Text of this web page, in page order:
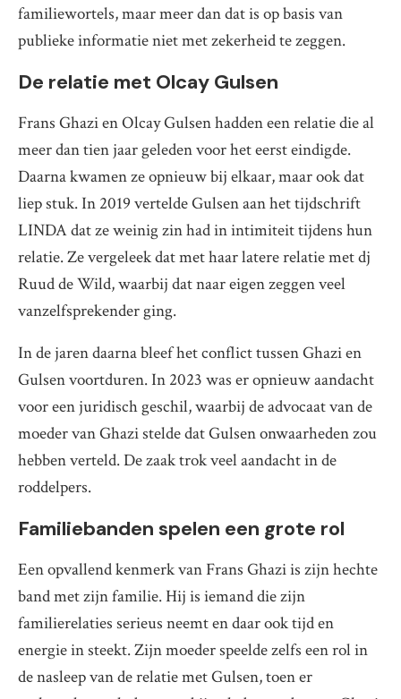
familiewortels, maar meer dan dat is op basis van
publieke informatie niet met zekerheid te zeggen.
De relatie met Olcay Gulsen
Frans Ghazi en Olcay Gulsen hadden een relatie die al
meer dan tien jaar geleden voor het eerst eindigde.
Daarna kwamen ze opnieuw bij elkaar, maar ook dat
liep stuk. In 2019 vertelde Gulsen aan het tijdschrift
LINDA dat ze weinig zin had in intimiteit tijdens hun
relatie. Ze vergeleek dat met haar latere relatie met dj
Ruud de Wild, waarbij dat naar eigen zeggen veel
vanzelfsprekender ging.
In de jaren daarna bleef het conflict tussen Ghazi en
Gulsen voortduren. In 2023 was er opnieuw aandacht
voor een juridisch geschil, waarbij de advocaat van de
moeder van Ghazi stelde dat Gulsen onwaarheden zou
hebben verteld. De zaak trok veel aandacht in de
roddelpers.
Familiebanden spelen een grote rol
Een opvallend kenmerk van Frans Ghazi is zijn hechte
band met zijn familie. Hij is iemand die zijn
familierelaties serieus neemt en daar ook tijd en
energie in steekt. Zijn moeder speelde zelfs een rol in
de nasleep van de relatie met Gulsen, toen er